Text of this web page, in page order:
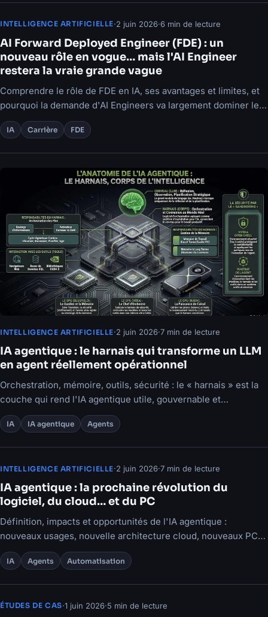
INTELLIGENCE ARTIFICIELLE·2 juin 2026·6 min de lecture
AI Forward Deployed Engineer (FDE) : un
nouveau rôle en vogue… mais l'AI Engineer
restera la vraie grande vague
Comprendre le rôle de FDE en IA, ses avantages et limites, et
pourquoi la demande d'AI Engineers va largement dominer les
prochaines années.
IA Carrière FDE
INTELLIGENCE ARTIFICIELLE·2 juin 2026·7 min de lecture
IA agentique : le harnais qui transforme un LLM
en agent réellement opérationnel
Orchestration, mémoire, outils, sécurité : le « harnais » est la
couche qui rend l'IA agentique utile, gouvernable et
déployable.
IA IA agentique Agents
INTELLIGENCE ARTIFICIELLE·2 juin 2026·7 min de lecture
IA agentique : la prochaine révolution du
logiciel, du cloud… et du PC
Définition, impacts et opportunités de l'IA agentique :
nouveaux usages, nouvelle architecture cloud, nouveaux PC
et enjeux de gouvernance.
IA Agents Automatisation
ÉTUDES DE CAS·1 juin 2026·5 min de lecture